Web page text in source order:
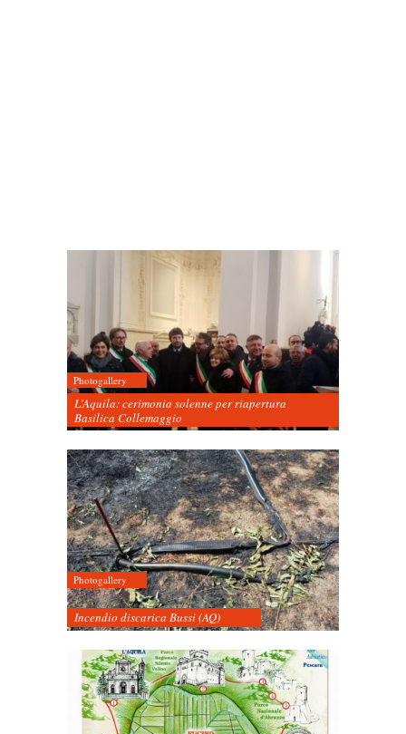
Photogallery
L’Aquila: cerimonia solenne per riapertura
Basilica Collemaggio
Photogallery
Incendio discarica Bussi (AQ)